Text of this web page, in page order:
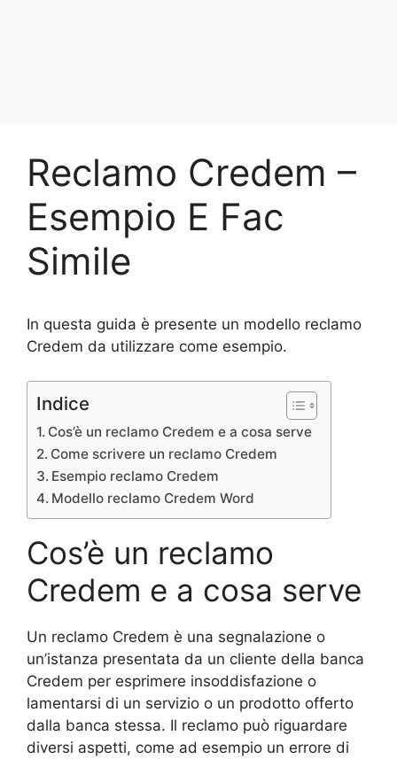
Reclamo Credem –
Esempio E Fac
Simile
In questa guida è presente un modello reclamo
Credem da utilizzare come esempio.
Indice
Cos’è un reclamo Credem e a cosa serve
Come scrivere un reclamo Credem
Esempio reclamo Credem
Modello reclamo Credem Word
Cos’è un reclamo
Credem e a cosa serve
Un reclamo Credem è una segnalazione o
un’istanza presentata da un cliente della banca
Credem per esprimere insoddisfazione o
lamentarsi di un servizio o un prodotto offerto
dalla banca stessa. Il reclamo può riguardare
diversi aspetti, come ad esempio un errore di